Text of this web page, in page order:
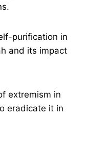
purification in
and its impact
extremism in
eradicate it in